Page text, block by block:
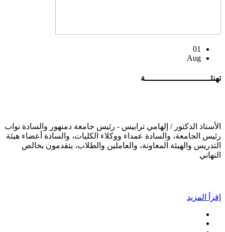
01
Aug
تهنئــــــــــــــــــــــــــة
الأستاذ الدكتور / إلهامي ترابيس - رئيس جامعة دمنهور والسادة نواب
رئيس الجامعة، والسادة عمداء ووكلاء الكليات، والسادة أعضاء هيئة
التدريس والهيئة المعاونة، والعاملين والطلاب، يتقدمون بخالص
التهاني
إقرأ المزيد